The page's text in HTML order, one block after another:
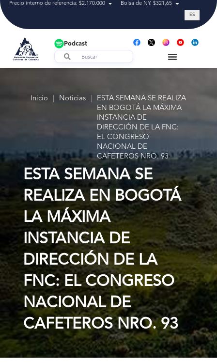
Precio interno de referencia: $2.170.000 Bolsa de NY: $321,65 Tasa de
ES
Podcast
Inicio | Noticias | ESTA SEMANA SE REALIZA
EN BOGOTÁ LA MÁXIMA
INSTANCIA DE
DIRECCIÓN DE LA FNC:
EL CONGRESO
NACIONAL DE
CAFETEROS NRO. 93
ESTA SEMANA SE
REALIZA EN BOGOTÁ
LA MÁXIMA
INSTANCIA DE
DIRECCIÓN DE LA
FNC: EL CONGRESO
NACIONAL DE
CAFETEROS NRO. 93